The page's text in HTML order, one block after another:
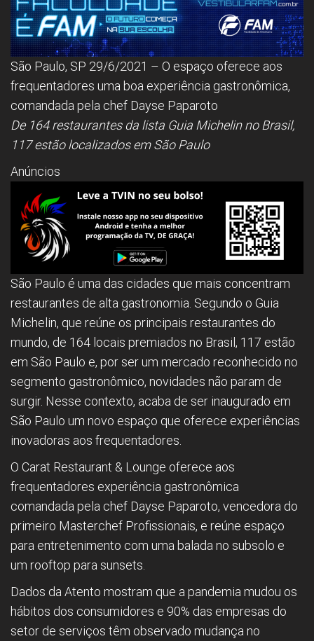
São Paulo, SP 29/6/2021 – O espaço oferece aos
frequentadores uma boa experiência gastronômica,
comandada pela chef Dayse Paparoto
De 164 restaurantes da lista Guia Michelin no Brasil,
117 estão localizados em São Paulo
Anúncios
São Paulo é uma das cidades que mais concentram
restaurantes de alta gastronomia. Segundo o Guia
Michelin, que reúne os principais restaurantes do
mundo, de 164 locais premiados no Brasil, 117 estão
em São Paulo e, por ser um mercado reconhecido no
segmento gastronômico, novidades não param de
surgir. Nesse contexto, acaba de ser inaugurado em
São Paulo um novo espaço que oferece experiências
inovadoras aos frequentadores.
O Carat Restaurant & Lounge oferece aos
frequentadores experiência gastronômica
comandada pela chef Dayse Paparoto, vencedora do
primeiro Masterchef Profissionais, e reúne espaço
para entretenimento com uma balada no subsolo e
um rooftop para sunsets.
Dados da Atento mostram que a pandemia mudou os
hábitos dos consumidores e 90% das empresas do
setor de serviços têm observado mudança no